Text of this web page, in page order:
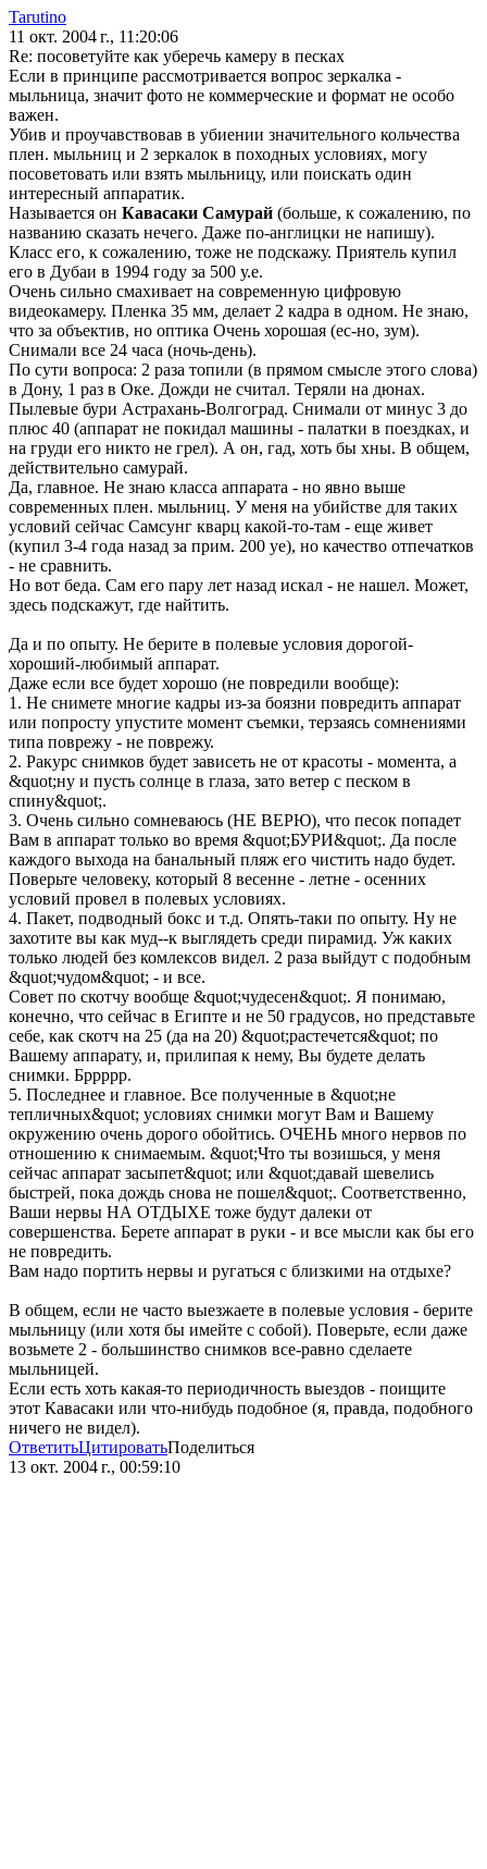
Tarutino
11 окт. 2004 г., 11:20:06
Re: посоветуйте как уберечь камеру в песках
Если в принципе рассмотривается вопрос зеркалка -
мыльница, значит фото не коммерческие и формат не особо
важен.
Убив и проучавствовав в убиении значительного кольчества
плен. мыльниц и 2 зеркалок в походных условиях, могу
посоветовать или взять мыльницу, или поискать один
интересный аппаратик.
Называется он Кавасаки Самурай (больше, к сожалению, по
названию сказать нечего. Даже по-англицки не напишу).
Класс его, к сожалению, тоже не подскажу. Приятель купил
его в Дубаи в 1994 году за 500 у.е.
Очень сильно смахивает на современную цифровую
видеокамеру. Пленка 35 мм, делает 2 кадра в одном. Не знаю,
что за объектив, но оптика Очень хорошая (ес-но, зум).
Снимали все 24 часа (ночь-день).
По сути вопроса: 2 раза топили (в прямом смысле этого слова)
в Дону, 1 раз в Оке. Дожди не считал. Теряли на дюнах.
Пылевые бури Астрахань-Волгоград. Снимали от минус 3 до
плюс 40 (аппарат не покидал машины - палатки в поездках, и
на груди его никто не грел). А он, гад, хоть бы хны. В общем,
действительно самурай.
Да, главное. Не знаю класса аппарата - но явно выше
современных плен. мыльниц. У меня на убийстве для таких
условий сейчас Самсунг кварц какой-то-там - еще живет
(купил 3-4 года назад за прим. 200 уе), но качество отпечатков
- не сравнить.
Но вот беда. Сам его пару лет назад искал - не нашел. Может,
здесь подскажут, где найтить.
Да и по опыту. Не берите в полевые условия дорогой-
хороший-любимый аппарат.
Даже если все будет хорошо (не повредили вообще):
1. Не снимете многие кадры из-за боязни повредить аппарат
или попросту упустите момент съемки, терзаясь сомнениями
типа поврежу - не поврежу.
2. Ракурс снимков будет зависеть не от красоты - момента, а
&quot;ну и пусть солнце в глаза, зато ветер с песком в
спину&quot;.
3. Очень сильно сомневаюсь (НЕ ВЕРЮ), что песок попадет
Вам в аппарат только во время &quot;БУРИ&quot;. Да после
каждого выхода на банальный пляж его чистить надо будет.
Поверьте человеку, который 8 весенне - летне - осенних
условий провел в полевых условиях.
4. Пакет, подводный бокс и т.д. Опять-таки по опыту. Ну не
захотите вы как муд--к выглядеть среди пирамид. Уж каких
только людей без комлексов видел. 2 раза выйдут с подобным
&quot;чудом&quot; - и все.
Совет по скотчу вообще &quot;чудесен&quot;. Я понимаю,
конечно, что сейчас в Египте и не 50 градусов, но представьте
себе, как скотч на 25 (да на 20) &quot;растечется&quot; по
Вашему аппарату, и, прилипая к нему, Вы будете делать
снимки. Бррррр.
5. Последнее и главное. Все полученные в &quot;не
тепличных&quot; условиях снимки могут Вам и Вашему
окружению очень дорого обойтись. ОЧЕНЬ много нервов по
отношению к снимаемым. &quot;Что ты возишься, у меня
сейчас аппарат засыпет&quot; или &quot;давай шевелись
быстрей, пока дождь снова не пошел&quot;. Соответственно,
Ваши нервы НА ОТДЫХЕ тоже будут далеки от
совершенства. Берете аппарат в руки - и все мысли как бы его
не повредить.
Вам надо портить нервы и ругаться с близкими на отдыхе?
В общем, если не часто выезжаете в полевые условия - берите
мыльницу (или хотя бы имейте с собой). Поверьте, если даже
возьмете 2 - большинство снимков все-равно сделаете
мыльницей.
Если есть хоть какая-то периодичность выездов - поищите
этот Кавасаки или что-нибудь подобное (я, правда, подобного
ничего не видел).
ОтветитьЦитироватьПоделиться
13 окт. 2004 г., 00:59:10